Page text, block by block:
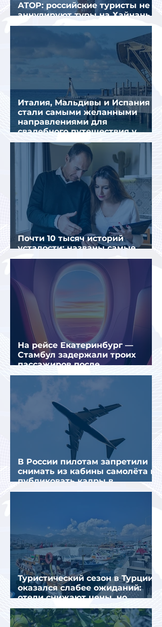
АТОР: российские туристы не
аннулируют туры на Хайнань
из-за тайфуна «Дельфин»
Италия, Мальдивы и Испания
стали самыми желанными
направлениями для
свадебного путешествия у
россиян
Почти 10 тысяч историй
усталости: названы самые
уставшие россияне
На рейсе Екатеринбург —
Стамбул задержали троих
пассажиров после
предполагаемой серии краж
В России пилотам запретили
снимать из кабины самолёта и
публиковать кадры в
интернете
Туристический сезон в Турции
оказался слабее ожиданий:
отели снижают цены, но
загрузка остается низкой